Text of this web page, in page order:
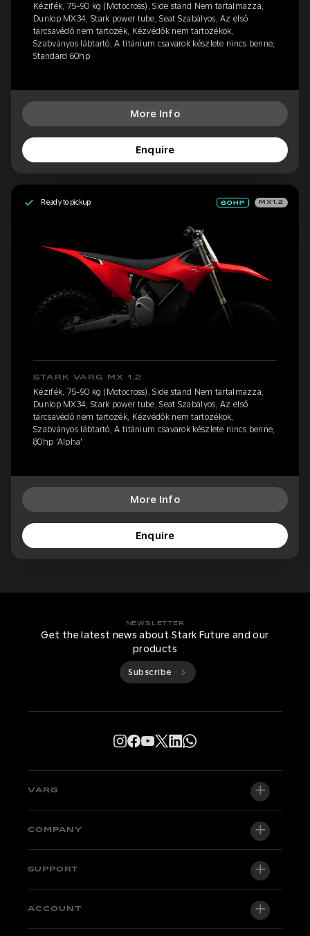
Kézifék, 75-90 kg (Motocross), Side stand Nem tartalmazza,
Dunlop MX34, Stark power tube, Seat Szabályos, Az első
tárcsavédő nem tartozék, Kézvédők nem tartozékok,
Szabványos lábtartó, A titánium csavarok készlete nincs benne,
Standard 60hp
More Info
Enquire
Ready to pickup MX1.2
STARK VARG MX 1.2
Kézifék, 75-90 kg (Motocross), Side stand Nem tartalmazza,
Dunlop MX34, Stark power tube, Seat Szabályos, Az első
tárcsavédő nem tartozék, Kézvédők nem tartozékok,
Szabványos lábtartó, A titánium csavarok készlete nincs benne,
80hp 'Alpha'
More Info
Enquire
NEWSLETTER
Get the latest news about Stark Future and our
products
Subscribe
VARG
VARG EX
Factory Edition
Bikes in stock
COMPANY
About us
SUPPORT
Support central
ACCOUNT